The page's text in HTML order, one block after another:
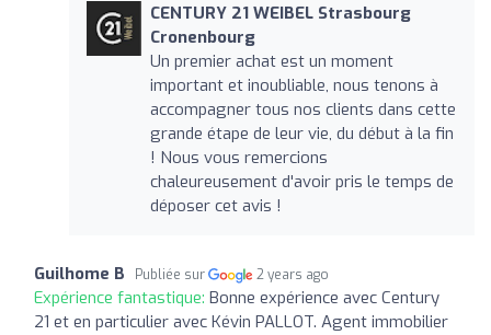
CENTURY 21 WEIBEL Strasbourg
Cronenbourg
Un premier achat est un moment
important et inoubliable, nous tenons à
accompagner tous nos clients dans cette
grande étape de leur vie, du début à la fin
! Nous vous remercions
chaleureusement d'avoir pris le temps de
déposer cet avis !
Guilhome B Publiée sur 2 years ago
Expérience fantastique: Bonne expérience avec Century
21 et en particulier avec Kévin PALLOT. Agent immobilier